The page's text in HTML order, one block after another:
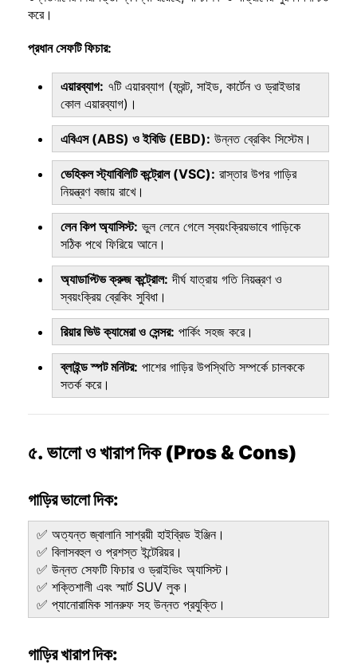
করে।
প্রধান সেফটি ফিচার:
এয়ারব্যাগ: ৭টি এয়ারব্যাগ (ফ্রন্ট, সাইড, কার্টেন ও ড্রাইভার
কোল এয়ারব্যাগ)।
এবিএস (ABS) ও ইবিডি (EBD): উন্নত ব্রেকিং সিস্টেম।
ভেহিকল স্ট্যাবিলিটি কন্ট্রোল (VSC): রাস্তার উপর গাড়ির
নিয়ন্ত্রণ বজায় রাখে।
লেন কিপ অ্যাসিস্ট: ভুল লেনে গেলে স্বয়ংক্রিয়ভাবে গাড়িকে
সঠিক পথে ফিরিয়ে আনে।
অ্যাডাপ্টিভ ক্রুজ কন্ট্রোল: দীর্ঘ যাত্রায় গতি নিয়ন্ত্রণ ও
স্বয়ংক্রিয় ব্রেকিং সুবিধা।
রিয়ার ভিউ ক্যামেরা ও সেন্সর: পার্কিং সহজ করে।
ব্লাইন্ড স্পট মনিটর: পাশের গাড়ির উপস্থিতি সম্পর্কে চালককে
সতর্ক করে।
৫. ভালো ও খারাপ দিক (Pros & Cons)
গাড়ির ভালো দিক:
✅ অত্যন্ত জ্বালানি সাশ্রয়ী হাইব্রিড ইঞ্জিন।
✅ বিলাসবহুল ও প্রশস্ত ইন্টেরিয়র।
✅ উন্নত সেফটি ফিচার ও ড্রাইভিং অ্যাসিস্ট।
✅ শক্তিশালী এবং স্মার্ট SUV লুক।
✅ প্যানোরামিক সানরুফ সহ উন্নত প্রযুক্তি।
গাড়ির খারাপ দিক: